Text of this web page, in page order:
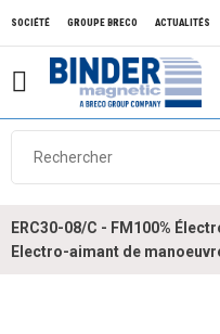
SOCIÉTÉ GROUPE BRECO ACTUALITÉS
ERC30-08/C - FM100%
Electro-aimant de